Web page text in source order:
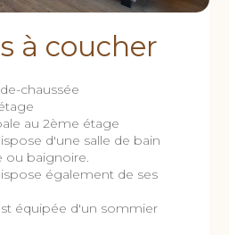
à coucher
chaussée
au 2ème étage
d'une salle de bain
ou baignoire.
également de ses
équipée d'un sommier